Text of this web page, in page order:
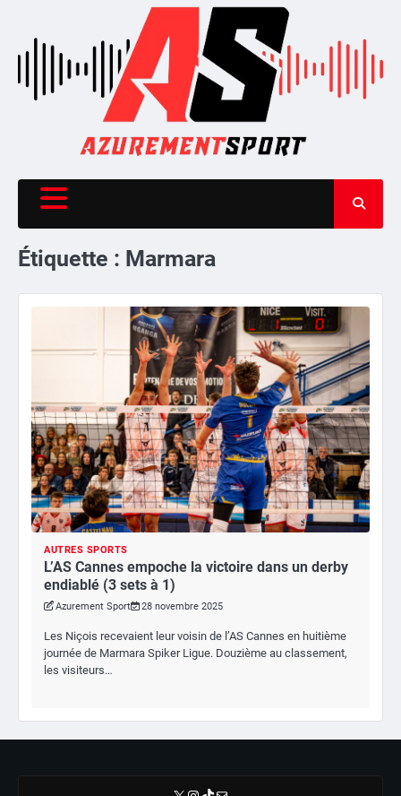
content
Étiquette : Marmara
AUTRES SPORTS
L’AS Cannes empoche la victoire dans un derby
endiablé (3 sets à 1)
Azurement Sport 28 novembre 2025
Les Niçois recevaient leur voisin de l’AS Cannes en huitième
journée de Marmara Spiker Ligue. Douzième au classement,
les visiteurs…